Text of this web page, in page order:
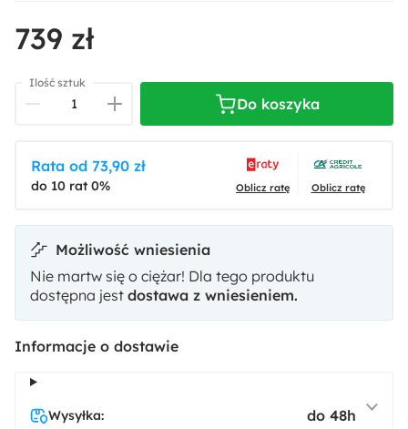
739 zł
Ilość sztuk
Do koszyka
Rata od 73,90 zł
do 10 rat 0% Oblicz ratę Oblicz ratę
Możliwość wniesienia
Nie martw się o ciężar! Dla tego produktu
dostępna jest dostawa z wniesieniem.
Informacje o dostawie
Wysyłka: do 48h